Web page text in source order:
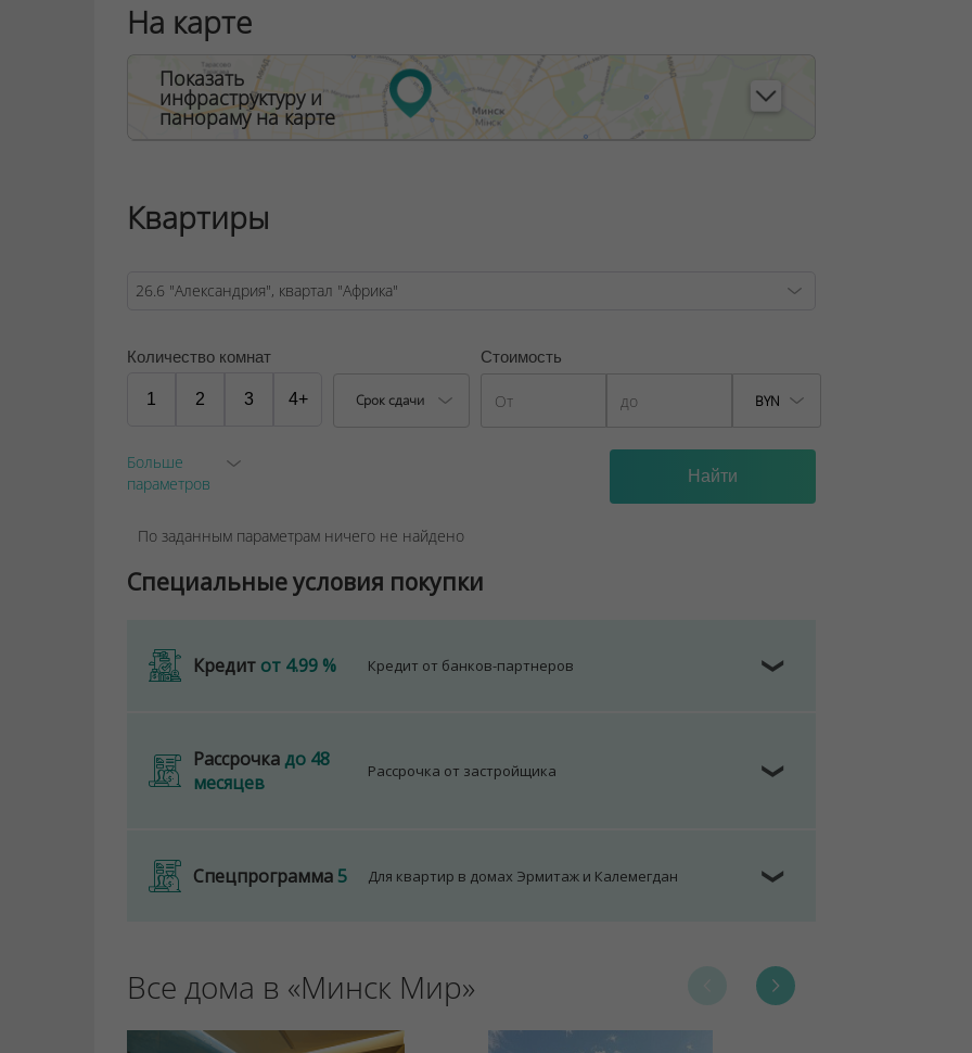
лобби, украшенное видами египетского города с древней историей. В просторном
вестибюле предусмотрены стойка рецепции для консьержа, а также зона встречи
курьера и санитарная комната с пеленальным столиком и местом для мытья лап
домашних животных.
В квартале «Африка» будет свой детский сад на 230 мест с бассейном. Прямо во
ООО "Твоя столицаконсалт", УНП 190285638, лицензия №02240/129 от 06.09.06г.
Договор на оказание риэлтерских услуг № 447/6, от 04.09.2025
На карте
Показать
инфраструктуру и
панораму на карте
Квартиры
Количество комнат
1 2 3 4+ Срок сдачи
Стоимость
BYN
Больше
параметров
По заданным параметрам ничего не найдено
Специальные условия покупки
Кредит от 4.99 % Кредит от банков-партнеров ❯
Рассрочкадо 48
месяцев
Рассрочка от застройщика ❯
Спецпрограмма5 Для квартир в домах Эрмитаж и Калемегдан ❯
Все дома в «Минск Мир»